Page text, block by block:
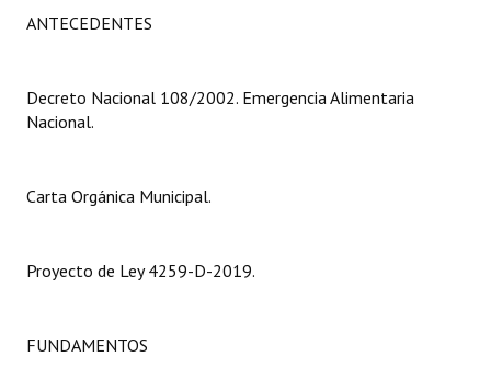
Reglamento Interno
Informes de Gestión
ANTECEDENTES
Decreto Nacional 108/2002. Emergencia Alimentaria
Nacional.
Carta Orgánica Municipal.
Proyecto de Ley 4259-D-2019.
FUNDAMENTOS